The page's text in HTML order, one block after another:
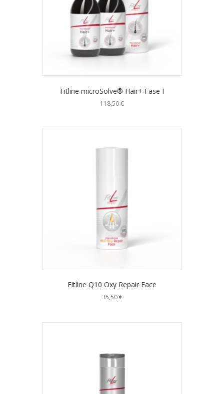
Fitline microSolve® Hair+ Fase I
118,50€
Fitline Q10 Oxy Repair Face
35,50€